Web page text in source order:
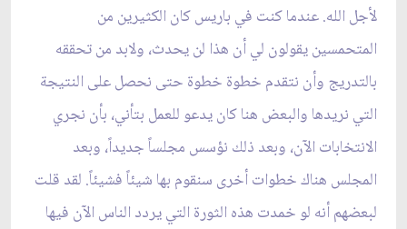
لأجل الله. عندما كنت في باريس كان الكثيرين من
المتحمسين يقولون لي أن هذا لن يحدث، ولابد من تحققه
بالتدريج وأن نتقدم خطوة خطوة حتى نحصل على النتيجة
التي نريدها والبعض هنا كان يدعو للعمل بتأني، بأن نجري
الانتخابات الآن، وبعد ذلك نؤسس مجلساً جديداً، وبعد
المجلس هناك خطوات أخرى سنقوم بها شيئاً فشيئاً. لقد قلت
لبعضهم أنه لو خمدت هذه الثورة التي يردد الناس الآن فيها